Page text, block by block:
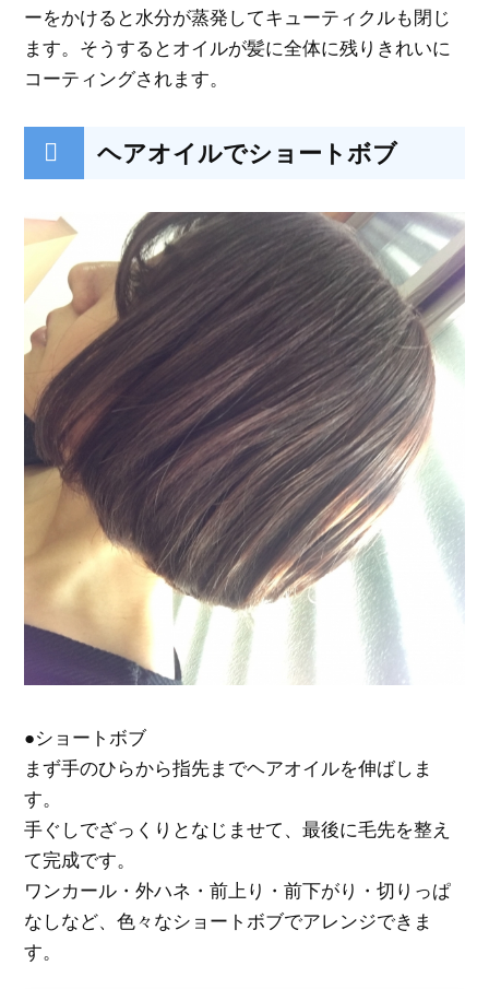
ーをかけると水分が蒸発してキューティクルも閉じ
ます。そうするとオイルが髪に全体に残りきれいに
コーティングされます。
ヘアオイルでショートボブ
●ショートボブ
まず手のひらから指先までヘアオイルを伸ばしま
す。
手ぐしでざっくりとなじませて、最後に毛先を整え
て完成です。
ワンカール・外ハネ・前上り・前下がり・切りっぱ
なしなど、色々なショートボブでアレンジできま
す。